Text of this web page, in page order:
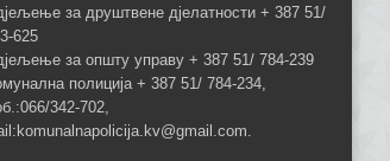
за друштвене дјелатности + 387 51/
625
за општу управу + 387 51/ 784-239
полиција + 387 51/ 784-234,
342-702,